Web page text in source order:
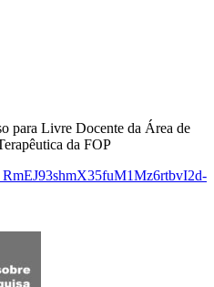
para Livre Docente da Área de
da FOP